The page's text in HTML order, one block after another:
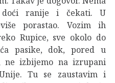
ranije i čekati. U
porastao. Vozim ih
Rupice, sve okolo do
pasike, dok, pored u
ne izbijemo na izrupani
Tu se zaustavim i